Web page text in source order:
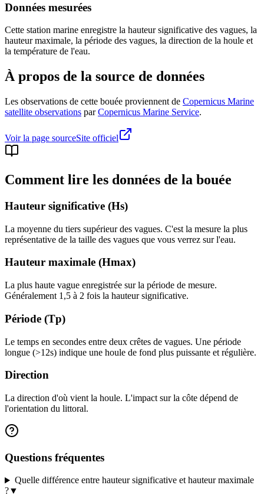
Données mesurées
Cette station marine enregistre la hauteur significative des vagues, la
hauteur maximale, la période des vagues, la direction de la houle et
la température de l'eau.
À propos de la source de données
Les observations de cette bouée proviennent de Copernicus Marine
satellite observations par Copernicus Marine Service.
Voir la page sourceSite officiel
Comment lire les données de la bouée
Hauteur significative (Hs)
La moyenne du tiers supérieur des vagues. C'est la mesure la plus
représentative de la taille des vagues que vous verrez sur l'eau.
Hauteur maximale (Hmax)
La plus haute vague enregistrée sur la période de mesure.
Généralement 1,5 à 2 fois la hauteur significative.
Période (Tp)
Le temps en secondes entre deux crêtes de vagues. Une période
longue (>12s) indique une houle de fond plus puissante et régulière.
Direction
La direction d'où vient la houle. L'impact sur la côte dépend de
l'orientation du littoral.
Questions fréquentes
Quelle différence entre hauteur significative et hauteur maximale
?▼